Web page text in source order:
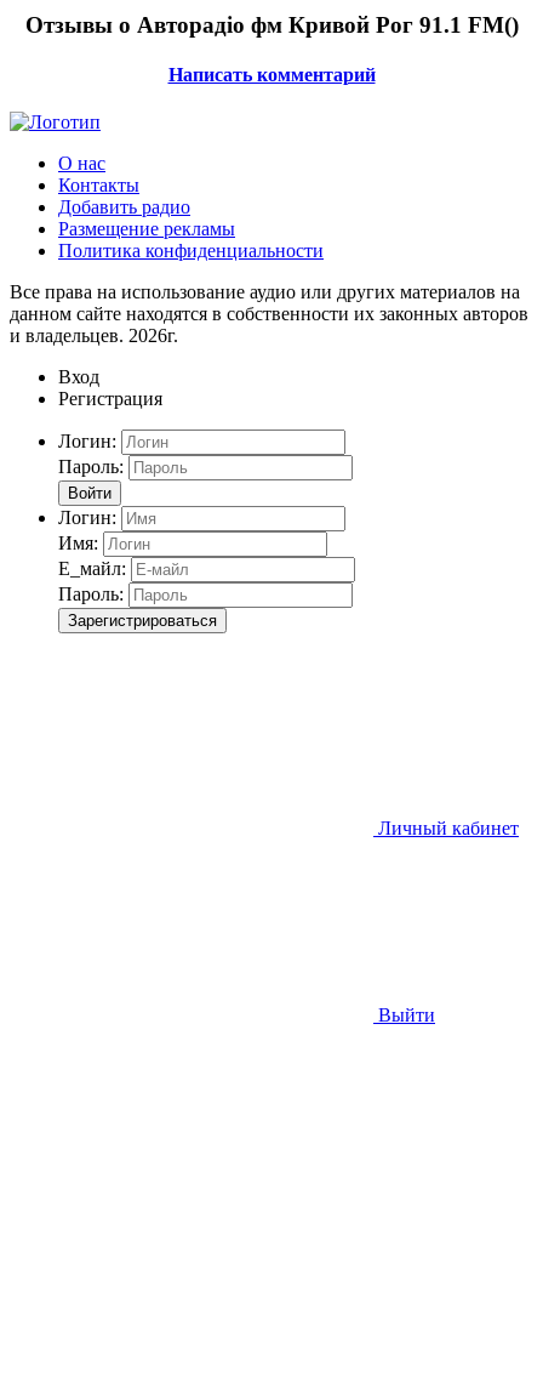
Отзывы о Авторадіо фм Кривой Рог 91.1 FM()
Написать комментарий
О нас
Контакты
Добавить радио
Размещение рекламы
Политика конфиденциальности
Все права на использование аудио или других материалов на
данном сайте находятся в собственности их законных авторов
и владельцев. 2026г.
Вход
Регистрация
Логин:
Пароль:
Войти
Логин:
Имя:
Е_майл:
Пароль:
Зарегистрироваться
Личный кабинет
Выйти